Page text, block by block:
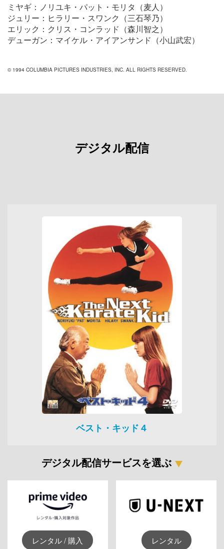
ミヤギ：ノリユキ・パット・モリタ（麦人）
ジュリー：ヒラリー・スワンク（三石琴乃）
エリック：クリス・コンラッド（森川智之）
デューガン：マイケル・アイアンサンド（小山武宏）
© 1994 COLUMBIA PICTURES INDUSTRIES, INC. ALL RIGHTS RESERVED.
デジタル配信
ベスト・キッド４
デジタル配信サービスを選ぶ
レンタル / 購入 レンタル